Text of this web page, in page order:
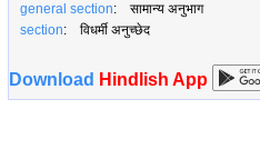
general section: सामान्य अनुभाग
section: विधर्मी अनुच्छेद
Download Hindlish App